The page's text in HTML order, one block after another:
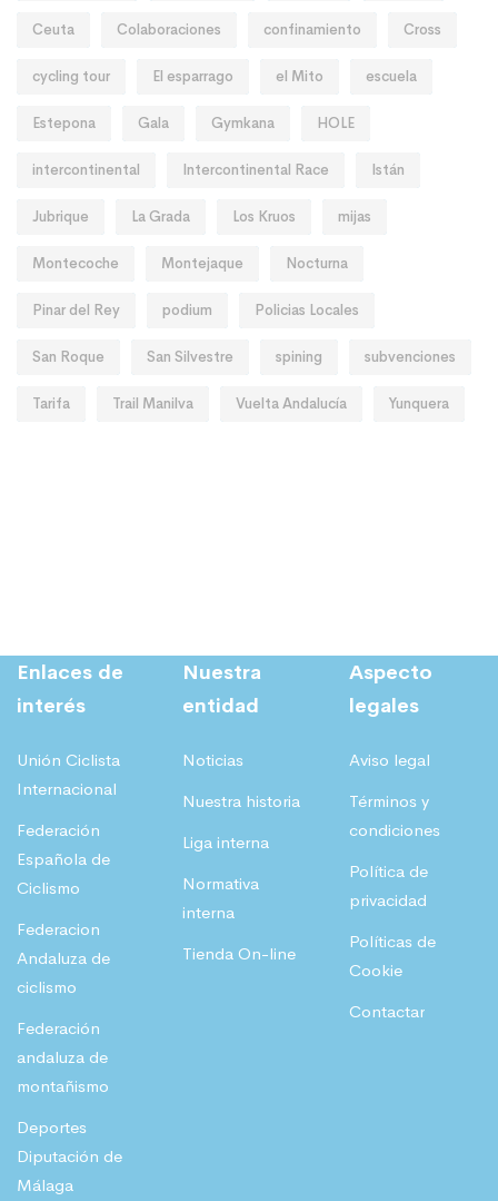
Ceuta Colaboraciones confinamiento Cross
cycling tour El esparrago el Mito escuela
Estepona Gala Gymkana HOLE
intercontinental Intercontinental Race Istán
Jubrique La Grada Los Kruos mijas
Montecoche Montejaque Nocturna
Pinar del Rey podium Policias Locales
San Roque San Silvestre spining subvenciones
Tarifa Trail Manilva Vuelta Andalucía Yunquera
Enlaces de
interés
Unión Ciclista
Internacional
Federación
Española de
Ciclismo
Federacion
Andaluza de
ciclismo
Federación
andaluza de
montañismo
Deportes
Diputación de
Málaga
Nuestra
entidad
Noticias
Nuestra historia
Liga interna
Normativa
interna
Tienda On-line
Aspecto
legales
Aviso legal
Términos y
condiciones
Política de
privacidad
Políticas de
Cookie
Contactar